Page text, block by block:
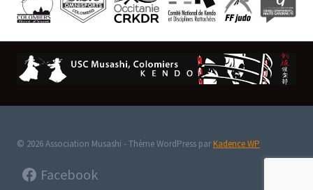
DE
PRATIQUE
(GRATUIT)
© 2026 Association Musashi - Thème WordPress par Kadence WP
Facebook